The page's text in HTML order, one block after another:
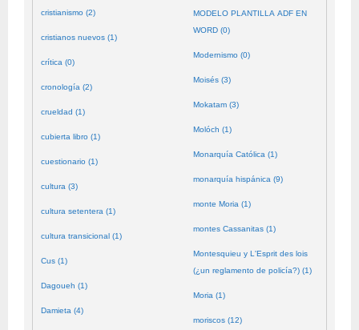
cristianismo (2)
cristianos nuevos (1)
crítica (0)
cronología (2)
crueldad (1)
cubierta libro (1)
cuestionario (1)
cultura (3)
cultura setentera (1)
cultura transicional (1)
Cus (1)
Dagoueh (1)
Damieta (4)
MODELO PLANTILLA ADF EN
WORD (0)
Modernismo (0)
Moisés (3)
Mokatam (3)
Molóch (1)
Monarquía Católica (1)
monarquía hispánica (9)
monte Moria (1)
montes Cassanitas (1)
Montesquieu y L'Esprit des lois
(¿un reglamento de policía?) (1)
Moria (1)
moriscos (12)